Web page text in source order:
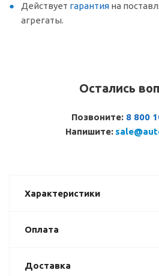
Действует гарантия на
агрегаты.
Остались
Позвоните: 8 800
Напишите:
Характеристики
Оплата
Доставка